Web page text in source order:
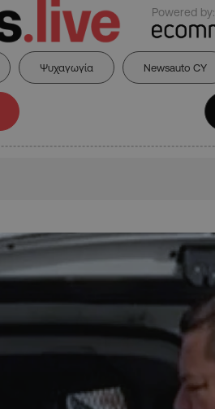
Powered by:
Ψυχαγωγία Newsauto CY